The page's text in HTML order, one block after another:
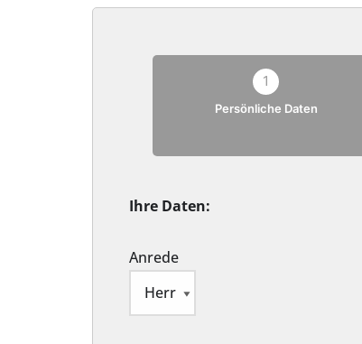
1
Persönliche Daten
Ihre Daten:
Anrede